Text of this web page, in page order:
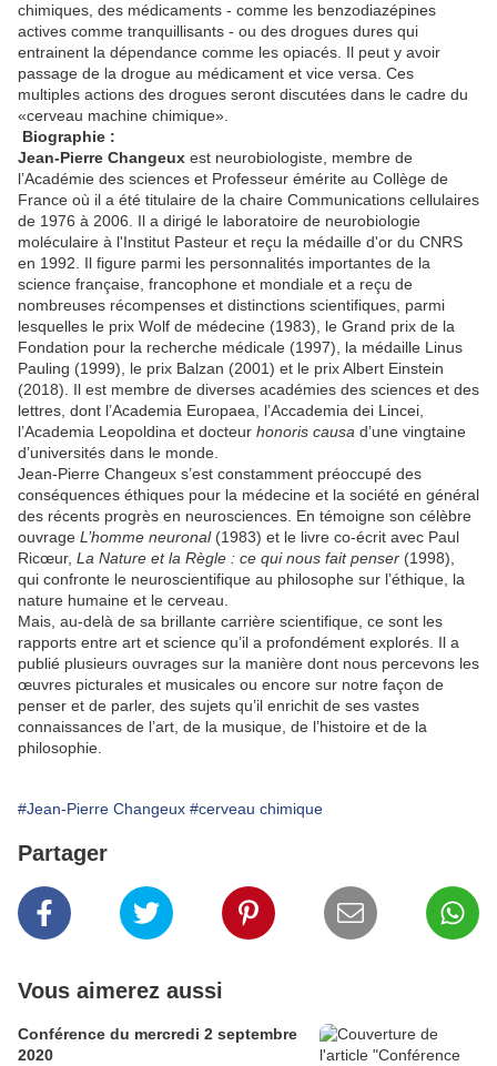
chimiques, des médicaments - comme les benzodiazépines
actives comme tranquillisants - ou des drogues dures qui
entrainent la dépendance comme les opiacés. Il peut y avoir
passage de la drogue au médicament et vice versa. Ces
multiples actions des drogues seront discutées dans le cadre du
«cerveau machine chimique».
Biographie :
Jean-Pierre Changeux est neurobiologiste, membre de
l’Académie des sciences et Professeur émérite au Collège de
France où il a été titulaire de la chaire Communications cellulaires
de 1976 à 2006. Il a dirigé le laboratoire de neurobiologie
moléculaire à l'Institut Pasteur et reçu la médaille d'or du CNRS
en 1992. Il figure parmi les personnalités importantes de la
science française, francophone et mondiale et a reçu de
nombreuses récompenses et distinctions scientifiques, parmi
lesquelles le prix Wolf de médecine (1983), le Grand prix de la
Fondation pour la recherche médicale (1997), la médaille Linus
Pauling (1999), le prix Balzan (2001) et le prix Albert Einstein
(2018). Il est membre de diverses académies des sciences et des
lettres, dont l’Academia Europaea, l’Accademia dei Lincei,
l’Academia Leopoldina et docteur honoris causa d’une vingtaine
d’universités dans le monde.
Jean-Pierre Changeux s’est constamment préoccupé des
conséquences éthiques pour la médecine et la société en général
des récents progrès en neurosciences. En témoigne son célèbre
ouvrage L’homme neuronal(1983) et le livre co-écrit avec Paul
Ricœur, La Nature et la Règle : ce qui nous fait penser (1998),
qui confronte le neuroscientifique au philosophe sur l’éthique, la
nature humaine et le cerveau.
Mais, au-delà de sa brillante carrière scientifique, ce sont les
rapports entre art et science qu’il a profondément explorés. Il a
publié plusieurs ouvrages sur la manière dont nous percevons les
œuvres picturales et musicales ou encore sur notre façon de
penser et de parler, des sujets qu’il enrichit de ses vastes
connaissances de l’art, de la musique, de l’histoire et de la
philosophie.
#Jean-Pierre Changeux #cerveau chimique
Partager
Vous aimerez aussi
Conférence du mercredi 2 septembre
2020